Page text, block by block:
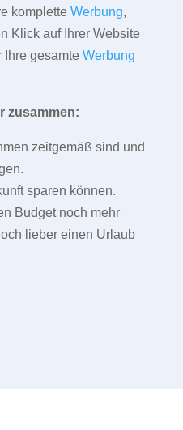
komplette Werbung,
Klick auf Ihrer Website
Ihre gesamte Werbung
zusammen:
zeitgemäß sind und
sparen können.
Budget noch mehr
lieber einen Urlaub